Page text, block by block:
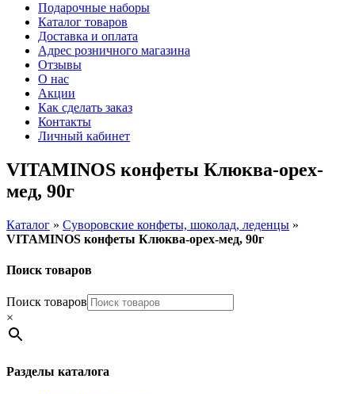
Подарочные наборы
Каталог товаров
Доставка и оплата
Адрес розничного магазина
Отзывы
О нас
Акции
Как сделать заказ
Контакты
Личный кабинет
VITAMINOS конфеты Клюква-орех-
мед, 90г
Каталог » Суворовские конфеты, шоколад, леденцы »
VITAMINOS конфеты Клюква-орех-мед, 90г
Поиск товаров
Поиск товаров
×
Разделы каталога